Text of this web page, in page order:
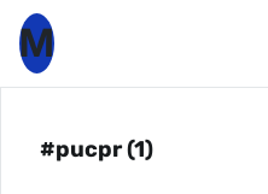
M
#pucpr (1)